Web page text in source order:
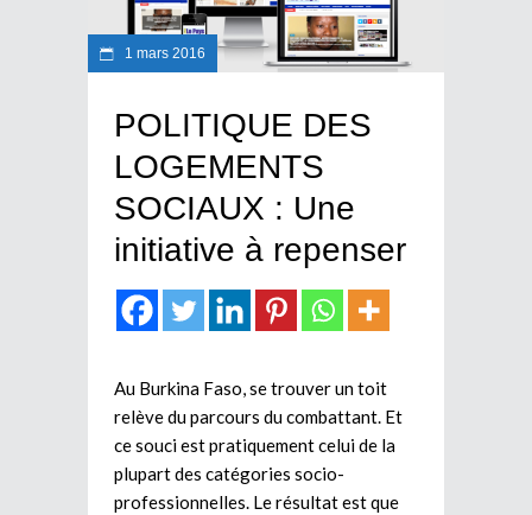
1 mars 2016
POLITIQUE DES
LOGEMENTS
SOCIAUX : Une
initiative à repenser
Au Burkina Faso, se trouver un toit
relève du parcours du combattant. Et
ce souci est pratiquement celui de la
plupart des catégories socio-
professionnelles. Le résultat est que